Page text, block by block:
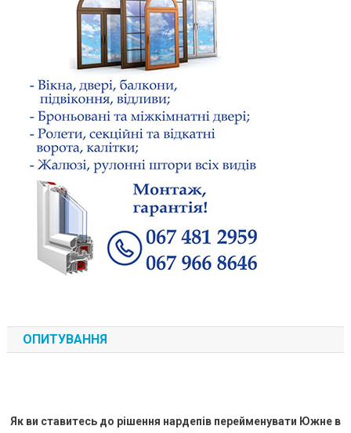
ОПИТУВАННЯ
Як ви ставитесь до рішення нардепів перейменувати Южне в